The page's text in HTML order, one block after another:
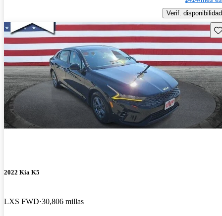
Verif. disponibilidad
2022 Kia K5
LXS FWD 30,806 millas